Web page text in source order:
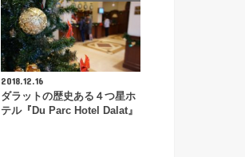
2018.12.16
ダラットの歴史ある４つ星ホ
テル『Du Parc Hotel Dalat』